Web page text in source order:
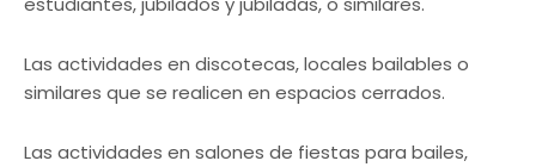
Las actividades en discotecas, locales bailables o
similares que se realicen en espacios cerrados.
Las actividades en salones de fiestas para bailes,